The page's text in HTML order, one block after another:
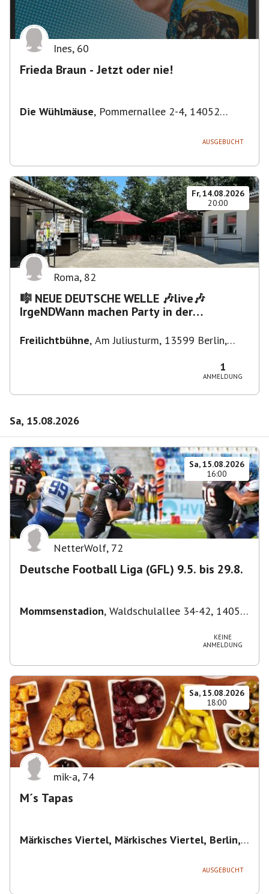
Ines, 60
Frieda Braun - Jetzt oder nie!
Die Wühlmäuse, Pommernallee 2-4, 14052
AUSGEBUCHT
Fr, 14.08.2026
20:00
Roma, 82
🎼 NEUE DEUTSCHE WELLE 🎶live🎶
IrgeNDWann machen Party in der
Freilichtbühne, Am Juliusturm, 13599 Berlin,
1
ANMELDUNG
Sa, 15.08.2026
Sa, 15.08.2026
16:00
NetterWolf, 72
Deutsche Football Liga (GFL) 9.5. bis 29.8.
Mommsenstadion, Waldschulallee 34-42, 14055
KEINE
ANMELDUNG
Sa, 15.08.2026
18:00
mik-a, 74
M´s Tapas
Märkisches Viertel, Märkisches Viertel, Berlin,
AUSGEBUCHT